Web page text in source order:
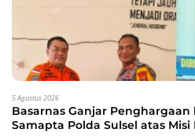
5 Agustus 2026
Basarnas Ganjar Penghargaan
Samapta Polda Sulsel atas Misi